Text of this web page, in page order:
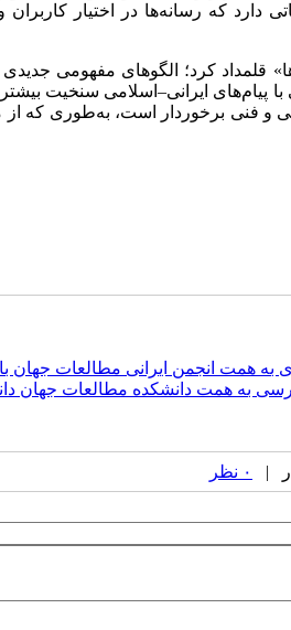
دارد که رسانه‌ها در اختیار
قلمداد کرد؛ الگوهای مفهومی جدیدی
پیام‌های ایرانی–اسلامی سنخیت
و فنی برخوردار است، به‌طوری
انجمن ایرانی مطالعات جهان با حضور ۳۴
به همت دانشکده مطالعات جهان
۰ نظر